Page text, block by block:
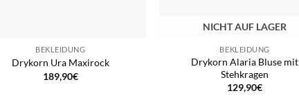
BEKLEIDUNG
Drykorn Ura Maxirock
189,90€
NICHT AUF LAGER
BEKLEIDUNG
Drykorn Alaria Bluse mit
Stehkragen
129,90€